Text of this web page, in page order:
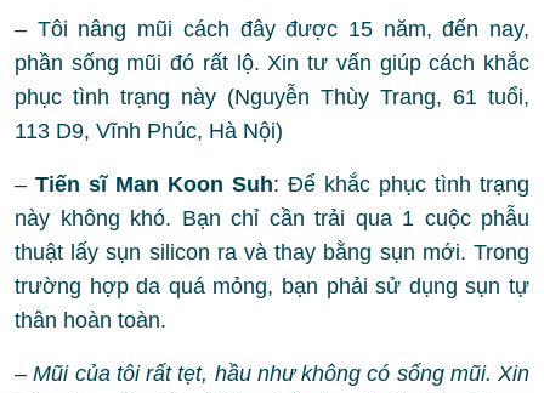
– Tôi nâng mũi cách đây được 15 năm, đến nay,
phần sống mũi đó rất lộ. Xin tư vấn giúp cách khắc
phục tình trạng này (Nguyễn Thùy Trang, 61 tuổi,
113 D9, Vĩnh Phúc, Hà Nội)
– Tiến sĩ Man Koon Suh: Để khắc phục tình trạng
này không khó. Bạn chỉ cần trải qua 1 cuộc phẫu
thuật lấy sụn silicon ra và thay bằng sụn mới. Trong
trường hợp da quá mỏng, bạn phải sử dụng sụn tự
thân hoàn toàn.
– Mũi của tôi rất tẹt, hầu như không có sống mũi. Xin